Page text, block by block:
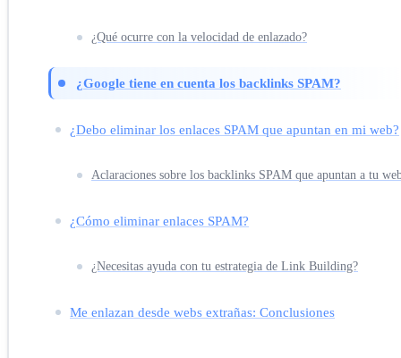
¿Qué ocurre con la velocidad de enlazado?
¿Google tiene en cuenta los backlinks SPAM?
¿Debo eliminar los enlaces SPAM que apuntan en mi web?
Aclaraciones sobre los backlinks SPAM que apuntan a tu
¿Cómo eliminar enlaces SPAM?
¿Necesitas ayuda con tu estrategia de Link Building?
Me enlazan desde webs extrañas: Conclusiones